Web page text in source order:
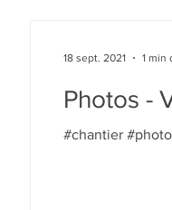
Photos -
#chantier
18 sept. 2021 1 min